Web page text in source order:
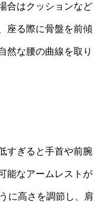
合はクッションなど
座る際に骨盤を前傾
然な腰の曲線を取り
すぎると手首や前腕
能なアームレストが
に高さを調節し、肩